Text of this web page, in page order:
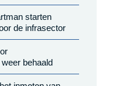
starten
de infrasector
behaald